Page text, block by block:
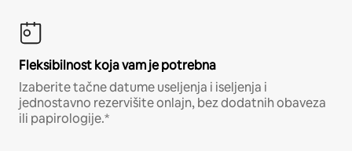
Fleksibilnost koja vam je potrebna
Izaberite tačne datume useljenja i iseljenja i
jednostavno rezervišite onlajn, bez dodatnih obaveza
ili papirologije.*